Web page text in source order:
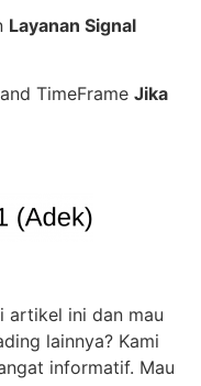
Layanan Signal
TimeFrame Jika
artikel ini dan mau
lainnya? Kami
informatif. Mau